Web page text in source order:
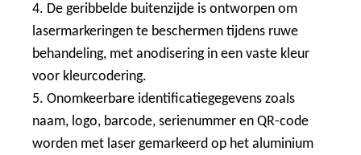
4. De geribbelde buitenzijde is ontworpen om
lasermarkeringen te beschermen tijdens ruwe
behandeling, met anodisering in een vaste kleur
voor kleurcodering.
5. Onomkeerbare identificatiegegevens zoals
naam, logo, barcode, serienummer en QR-code
worden met laser gemarkeerd op het aluminium